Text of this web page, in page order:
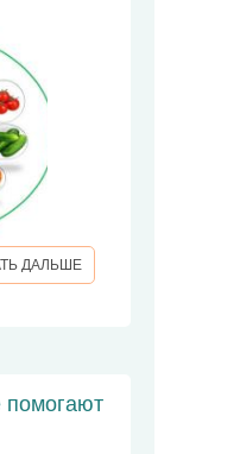
ДАЛЬШЕ
помогают